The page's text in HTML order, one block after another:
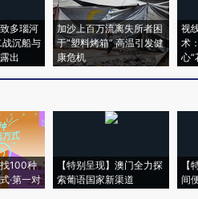
多瑙河
沉船与
出
加沙上百万流离失所者困
于“塑料烤箱” 高温引发健
康危机
视
术
心“
找100种
·第一对
【特别呈现】澳门全力探
索葡语国家新渠道
【
间